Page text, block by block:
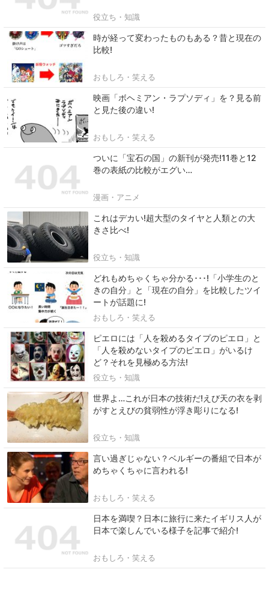
役立ち・知識
時が経って変わったものもある？昔と現在の
比較!
おもしろ・笑える
映画「ボヘミアン・ラプソディ」を？見る前
と見た後の違い!
おもしろ・笑える
ついに「宝石の国」の新刊が発売!11巻と12
巻の表紙の比較がエグい…
漫画・アニメ
これはデカい!超大型のタイヤと人類との大
きさ比べ!
役立ち・知識
どれもめちゃくちゃ分かる･･･!「小学生のと
きの自分」と「現在の自分」を比較したツイ
ートが話題に!
おもしろ・笑える
ピエロには「人を殺めるタイプのピエロ」と
「人を殺めないタイプのピエロ」がいるけ
ど？それを見極める方法!
役立ち・知識
世界よ…これが日本の技術だ!えび天の衣を剥
がすとえびの貧弱性が浮き彫りになる!
役立ち・知識
言い過ぎじゃない？ベルギーの番組で日本が
めちゃくちゃに言われる!
おもしろ・笑える
日本を満喫？日本に旅行に来たイギリス人が
日本で楽しんでいる様子を記事で紹介!
おもしろ・笑える